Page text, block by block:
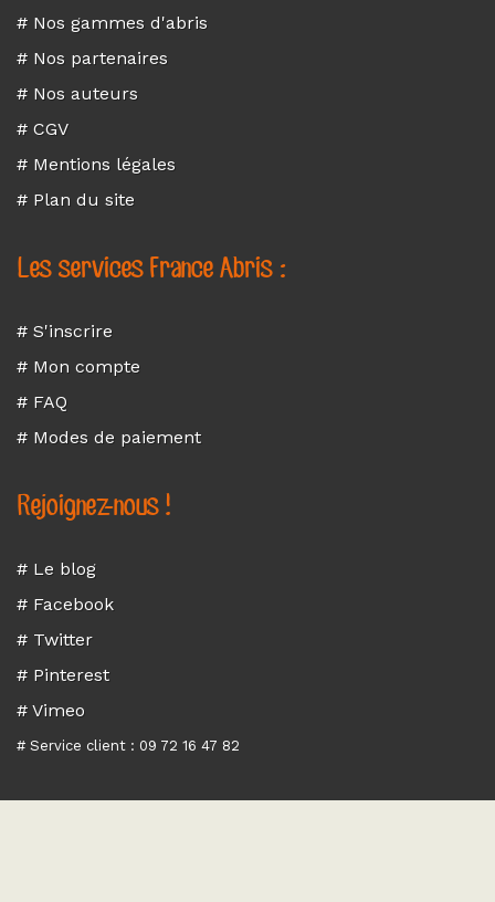
# Nos gammes d'abris
# Nos partenaires
# Nos auteurs
# CGV
# Mentions légales
# Plan du site
Les services France Abris :
# S'inscrire
# Mon compte
# FAQ
# Modes de paiement
Rejoignez-nous !
# Le blog
# Facebook
# Twitter
# Pinterest
# Vimeo
# Service client : 09 72 16 47 82